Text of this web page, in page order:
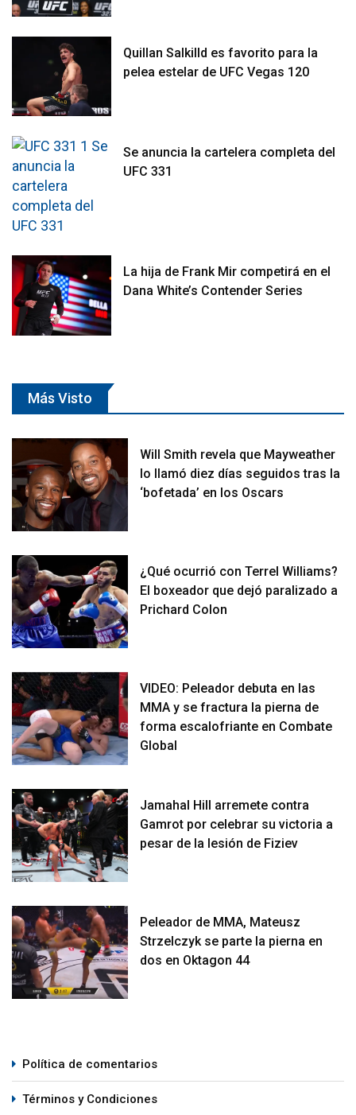
Quillan Salkilld es favorito para la
pelea estelar de UFC Vegas 120
Se anuncia la cartelera completa del
UFC 331
La hija de Frank Mir competirá en el
Dana White’s Contender Series
Más Visto
Will Smith revela que Mayweather
lo llamó diez días seguidos tras la
‘bofetada’ en los Oscars
¿Qué ocurrió con Terrel Williams?
El boxeador que dejó paralizado a
Prichard Colon
VIDEO: Peleador debuta en las
MMA y se fractura la pierna de
forma escalofriante en Combate
Global
Jamahal Hill arremete contra
Gamrot por celebrar su victoria a
pesar de la lesión de Fiziev
Peleador de MMA, Mateusz
Strzelczyk se parte la pierna en
dos en Oktagon 44
Política de comentarios
Términos y Condiciones